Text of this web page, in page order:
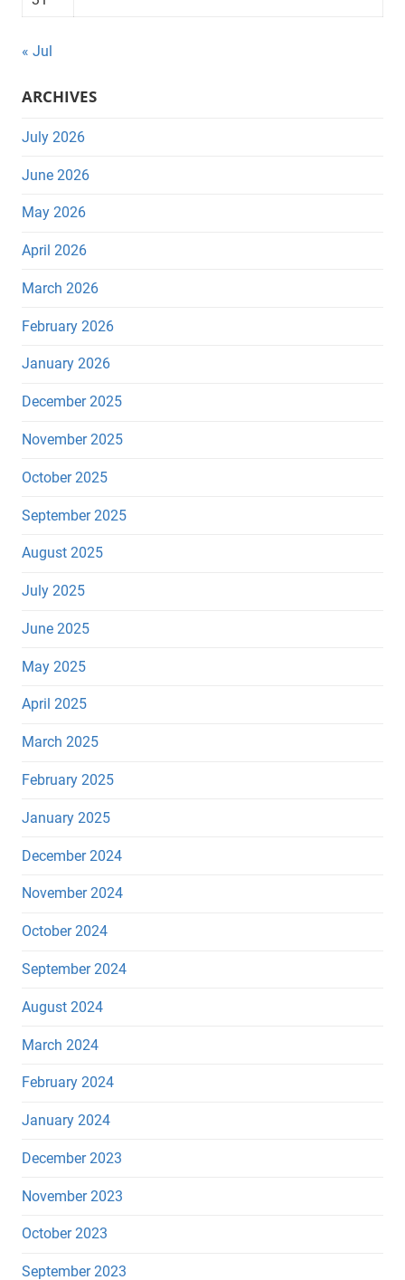
« Jul
ARCHIVES
July 2026
June 2026
May 2026
April 2026
March 2026
February 2026
January 2026
December 2025
November 2025
October 2025
September 2025
August 2025
July 2025
June 2025
May 2025
April 2025
March 2025
February 2025
January 2025
December 2024
November 2024
October 2024
September 2024
August 2024
March 2024
February 2024
January 2024
December 2023
November 2023
October 2023
September 2023